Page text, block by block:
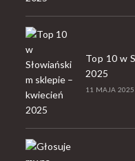
Top 10 w
2025
11 MAJA 2025